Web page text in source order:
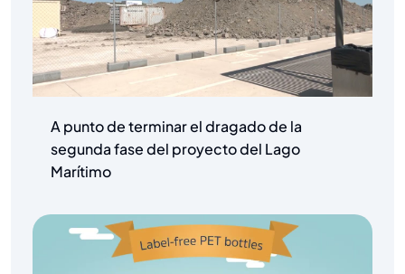
A punto de terminar el dragado de la
segunda fase del proyecto del Lago
Marítimo